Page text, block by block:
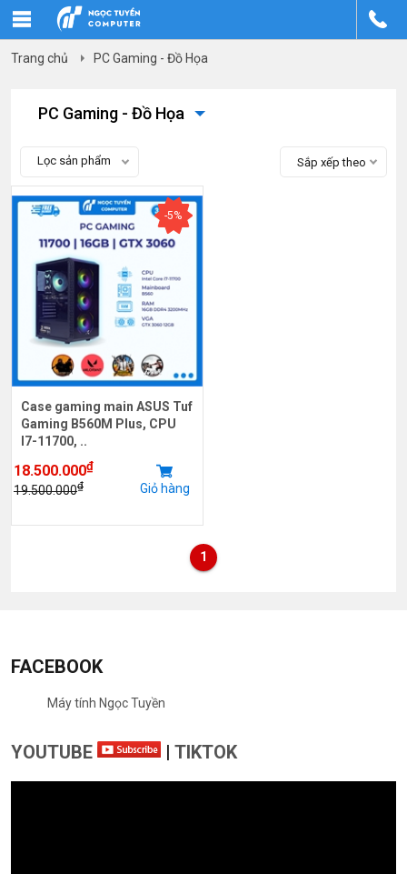
Trang chủ PC Gaming - Đồ Họa
PC Gaming - Đồ Họa
Lọc sản phẩm Sắp xếp theo
-5%
Case gaming main ASUS Tuf
Gaming B560M Plus, CPU
I7-11700, ..
18.500.000₫
19.500.000₫ Giỏ hàng
1
FACEBOOK
Máy tính Ngọc Tuyền
YOUTUBE | TIKTOK